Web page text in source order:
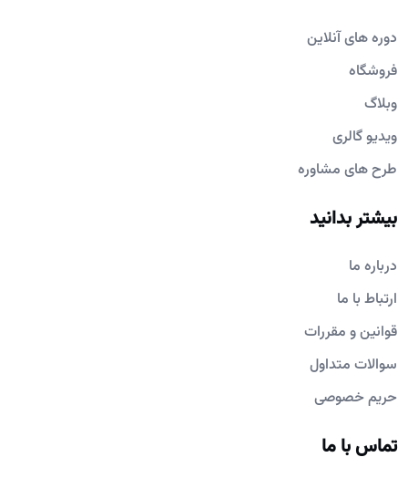
دوره های آنلاین
فروشگاه
وبلاگ
ویدیو گالری
طرح های مشاوره
بیشتر بدانید
درباره ما
ارتباط با ما
قوانین و مقررات
سوالات متداول
حریم خصوصی
تماس با ما